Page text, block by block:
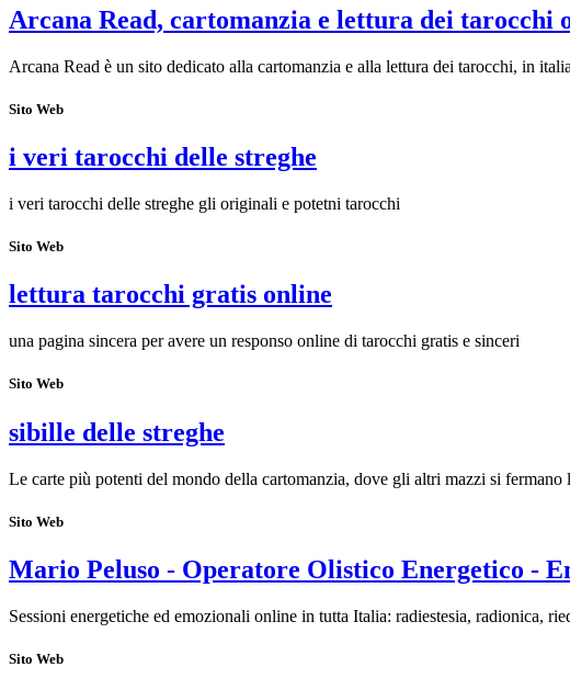
Arcana Read, cartomanzia e lettura dei tarocchi
Arcana Read è un sito dedicato alla cartomanzia e alla lettura dei tarocchi, in
Sito Web
i veri tarocchi delle streghe
i veri tarocchi delle streghe gli originali e potetni tarocchi
Sito Web
lettura tarocchi gratis online
una pagina sincera per avere un responso online di tarocchi gratis e sinceri
Sito Web
sibille delle streghe
Le carte più potenti del mondo della cartomanzia, dove gli altri mazzi si
Sito Web
Mario Peluso - Operatore Olistico Energetico -
Sessioni energetiche ed emozionali online in tutta Italia: radiestesia, radionica,
Sito Web